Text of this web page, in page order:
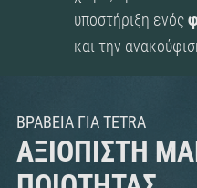
υποστήριξη ενός
και την
ΒΡΑΒΕΊΑ ΓΙΑ TETRA
ΑΞΙΌΠΙΣΤΗ